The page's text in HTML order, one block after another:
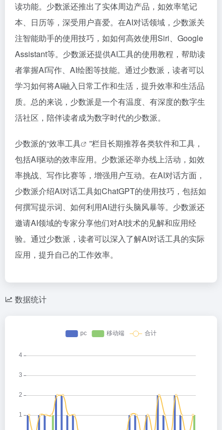
读功能。少数派还推出了实体周边产品，如效率笔记
本、日历等，深受用户喜爱。在AI对话领域，少数派关
注智能助手的使用技巧，如如何高效使用Siri、Google
Assistant等。少数派还提供AI工具的使用教程，帮助读
者掌握AI写作、AI绘图等技能。通过少数派，读者可以
学习如何将AI融入日常工作和生活，提升效率和生活品
质。总的来说，少数派是一个有温度、有深度的数字生
活社区，陪伴读者成为数字时代的少数派。
少数派的“效率工具
”栏目长期推荐各类软件和工具，
包括AI驱动的效率应用。少数派还举办线上活动，如效
率挑战、写作比赛等，增强用户互动。在AI对话方面，
少数派介绍AI对话工具如ChatGPT的使用技巧，包括如
何撰写提示词、如何利用AI进行头脑风暴等。少数派还
邀请AI领域的专家分享他们对AI技术的见解和应用经
验。通过少数派，读者可以深入了解AI对话工具的实际
应用，提升自己的工作效率。
数据统计